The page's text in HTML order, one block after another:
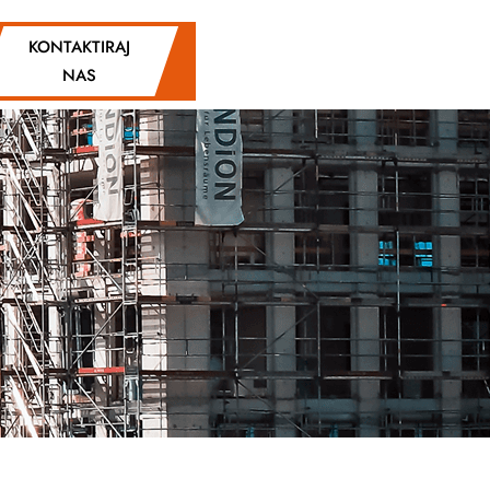
KONTAKTIRAJ
NAS